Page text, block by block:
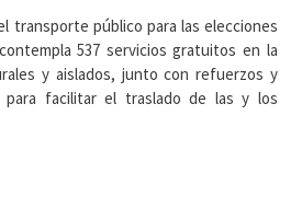
transporte público para las elecciones
537 servicios gratuitos en la
y aislados, junto con refuerzos y
para facilitar el traslado de las y los